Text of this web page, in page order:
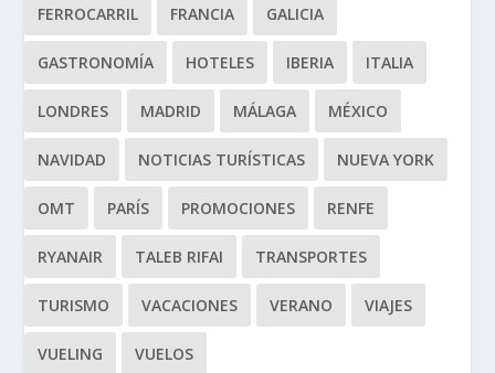
FERROCARRIL FRANCIA GALICIA
GASTRONOMÍA HOTELES IBERIA ITALIA
LONDRES MADRID MÁLAGA MÉXICO
NAVIDAD NOTICIAS TURÍSTICAS NUEVA YORK
OMT PARÍS PROMOCIONES RENFE
RYANAIR TALEB RIFAI TRANSPORTES
TURISMO VACACIONES VERANO VIAJES
VUELING VUELOS